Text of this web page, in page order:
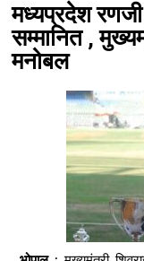
मध्यप्रदेश
सम्मानित ,
मनोबल